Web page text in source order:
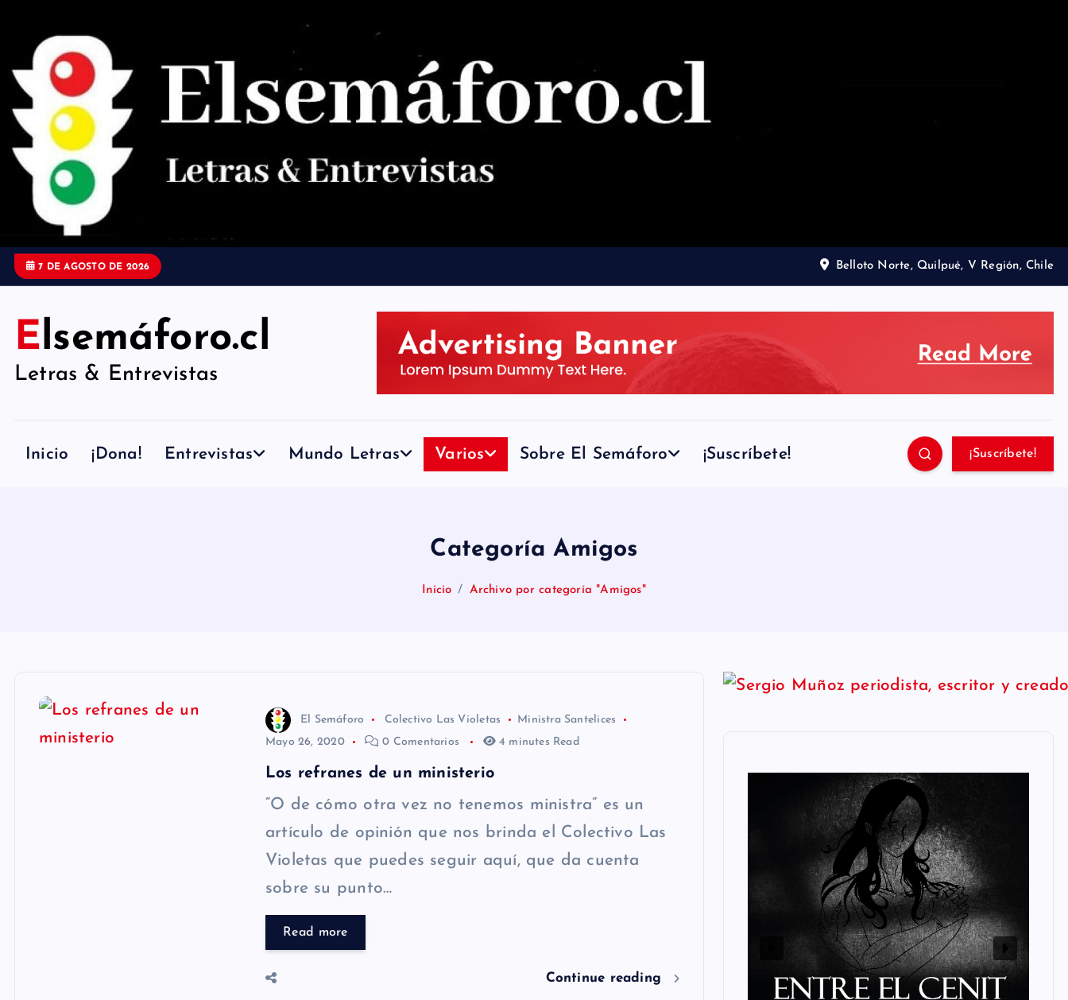
n
7 DE AGOSTO DE 2026 Belloto Norte, Quilpué, V Región, Chile
Elsemáforo.cl
Letras & Entrevistas
Inicio ¡Dona! Entrevistas Mundo Letras Varios Sobre El Semáforo ¡Suscríbete! ¡Suscríbete!
Categoría Amigos
Inicio Archivo por categoría "Amigos"
El Semáforo Colectivo Las Violetas
Ministra Santelices
Mayo 26, 2020
0 Comentarios 4 minutes Read
Los refranes de un ministerio
“O de cómo otra vez no tenemos ministra” es un
artículo de opinión que nos brinda el Colectivo Las
Violetas que puedes seguir aquí, que da cuenta
sobre su punto…
Read more
Continue reading